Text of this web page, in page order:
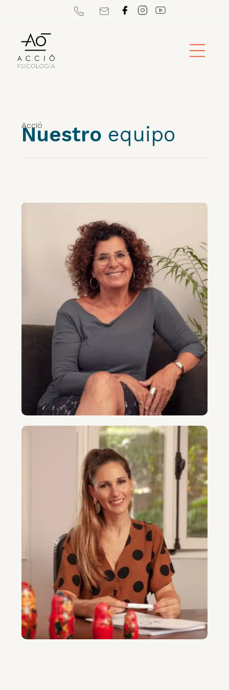
Acció
Nuestro equipo